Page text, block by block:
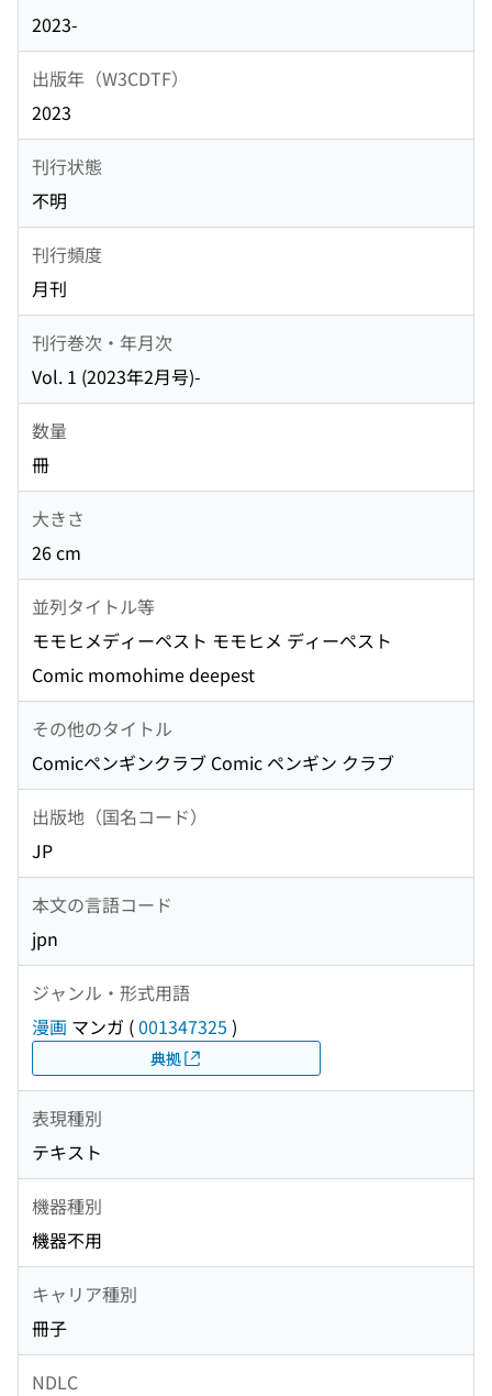
2023-
出版年（W3CDTF）
2023
刊行状態
不明
刊行頻度
月刊
刊行巻次・年月次
Vol. 1 (2023年2月号)-
数量
冊
大きさ
26 cm
並列タイトル等
モモヒメディーペスト モモヒメ ディーペスト
Comic momohime deepest
その他のタイトル
Comicペンギンクラブ Comic ペンギン クラブ
出版地（国名コード）
JP
本文の言語コード
jpn
ジャンル・形式用語
漫画 マンガ (001347325 )
典拠
表現種別
テキスト
機器種別
機器不用
キャリア種別
冊子
NDLC